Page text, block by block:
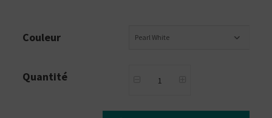
Couleur Pearl White
Quantité